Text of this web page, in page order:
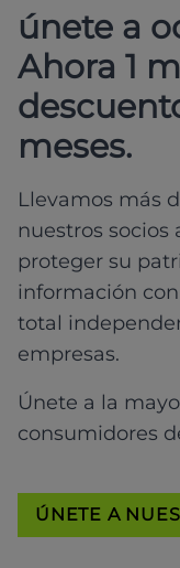
únete a
Ahora 1
meses.
Llevamos más
nuestros socios
proteger su
información
total
empresas.
Únete a la
consumidores
ÚNETE A